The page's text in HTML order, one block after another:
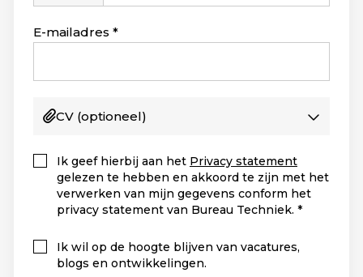
Staten
+1
E-mailadres
CV (optioneel)
Ik geef hierbij aan het Privacy statement
gelezen te hebben en akkoord te zijn met het
verwerken van mijn gegevens conform het
privacy statement van Bureau Techniek.
Ik wil op de hoogte blijven van vacatures,
blogs en ontwikkelingen.